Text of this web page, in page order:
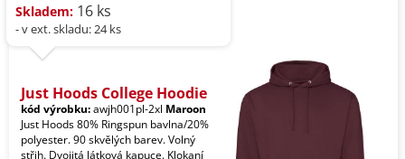
Skladem: 16 ks
- v ext. skladu: 24 ks
Just Hoods College Hoodie
kód výrobku:awjh001pl-2xl Maroon
Just Hoods 80% Ringspun bavlna/20%
polyester. 90 skvělých barev. Volný
střih. Dvojitá látková kapuce. Klokaní